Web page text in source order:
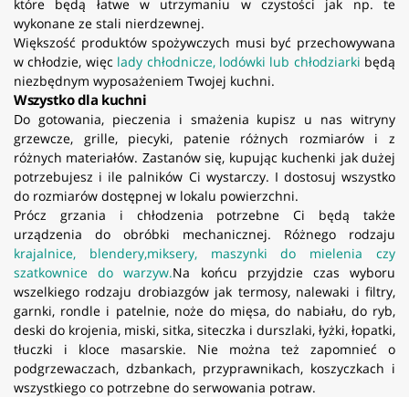
które będą łatwe w utrzymaniu w czystości jak np. te
wykonane ze stali nierdzewnej.
Większość produktów spożywczych musi być przechowywana
w chłodzie, więc lady chłodnicze, lodówki lub chłodziarki będą
niezbędnym wyposażeniem Twojej kuchni.
Wszystko dla kuchni
Do gotowania, pieczenia i smażenia kupisz u nas witryny
grzewcze, grille, piecyki, patenie różnych rozmiarów i z
różnych materiałów. Zastanów się, kupując kuchenki jak dużej
potrzebujesz i ile palników Ci wystarczy. I dostosuj wszystko
do rozmiarów dostępnej w lokalu powierzchni.
Prócz grzania i chłodzenia potrzebne Ci będą także
urządzenia do obróbki mechanicznej. Różnego rodzaju
krajalnice, blendery,miksery, maszynki do mielenia czy
szatkownice do warzyw.Na końcu przyjdzie czas wyboru
wszelkiego rodzaju drobiazgów jak termosy, nalewaki i filtry,
garnki, rondle i patelnie, noże do mięsa, do nabiału, do ryb,
deski do krojenia, miski, sitka, siteczka i durszlaki, łyżki, łopatki,
tłuczki i kloce masarskie. Nie można też zapomnieć o
podgrzewaczach, dzbankach, przyprawnikach, koszyczkach i
wszystkiego co potrzebne do serwowania potraw.